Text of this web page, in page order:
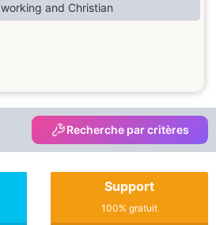
working and Christian
Recherche par critères
Support
100% gratuit